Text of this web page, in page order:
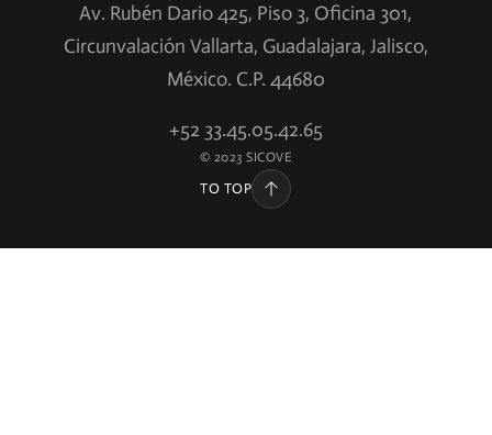
Av. Rubén Dario 425, Piso 3, Oficina 301,
Circunvalación Vallarta, Guadalajara, Jalisco,
México. C.P. 44680
+52 33.45.05.42.65
© 2023 SICOVE
TO TOP